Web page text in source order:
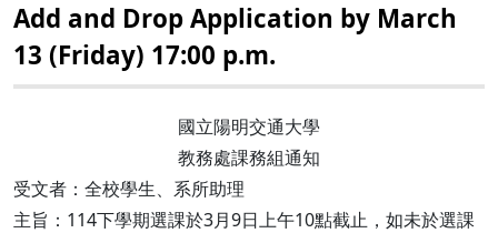
Add and Drop Application by March
13 (Friday) 17:00 p.m.
國立陽明交通大學
教務處課務組通知
受文者：全校學生、系所助理
主旨：114下學期選課於3月9日上午10點截止，如未於選課